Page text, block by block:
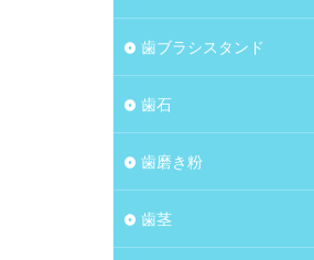
歯ブラシスタンド
歯石
歯磨き粉
歯茎